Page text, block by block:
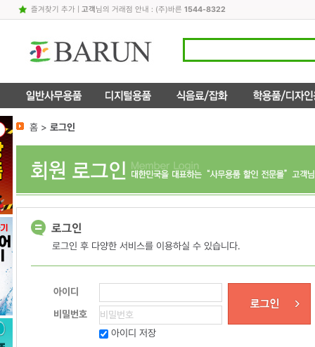
즐겨찾기 추가| 고객님의 거래점 안내 : (주)바른 1544-8322
홈 > 로그인
로그인 후 다양한 서비스를 이용하실 수 있습니다.
아이디
비밀번호
아이디 저장